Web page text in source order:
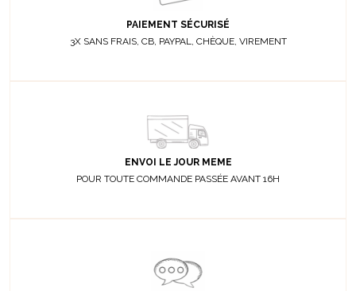
PAIEMENT SÉCURISÉ
3X SANS FRAIS, CB, PAYPAL, CHÈQUE, VIREMENT
ENVOI LE JOUR MEME
POUR TOUTE COMMANDE PASSÉE AVANT 16H